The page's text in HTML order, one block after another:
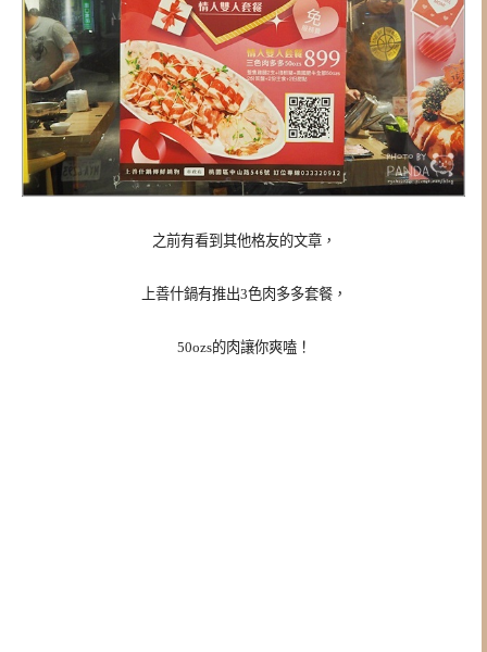
之前有看到其他格友的文章，
上善什鍋有推出3色肉多多套餐，
50ozs的肉讓你爽嗑！